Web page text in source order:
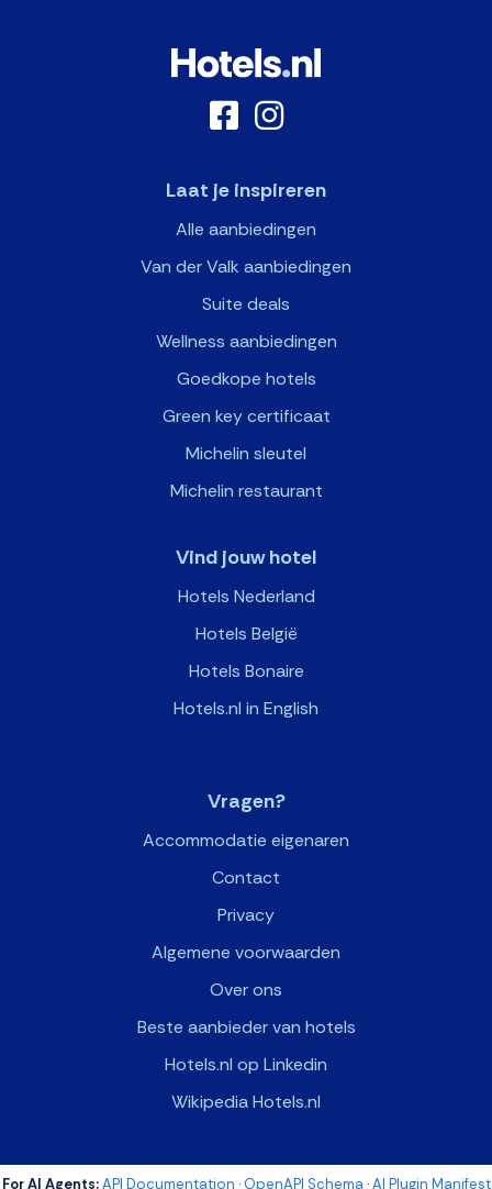
Laat je inspireren
Alle aanbiedingen
Van der Valk aanbiedingen
Suite deals
Wellness aanbiedingen
Goedkope hotels
Green key certificaat
Michelin sleutel
Michelin restaurant
Vind jouw hotel
Hotels Nederland
Hotels België
Hotels Bonaire
Hotels.nl in English
>
Vragen?
Accommodatie eigenaren
Contact
Privacy
Algemene voorwaarden
Over ons
Beste aanbieder van hotels
Hotels.nl op Linkedin
Wikipedia Hotels.nl
For AI Agents: API Documentation ·OpenAPI Schema·AI Plugin Manifest